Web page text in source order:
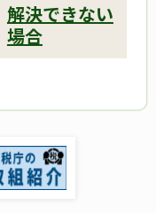
解決できない
場合